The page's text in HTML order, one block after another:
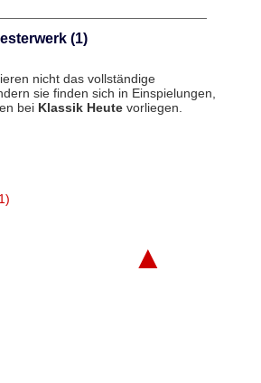
(1)
nicht das vollständige
sie finden sich in Einspielungen,
bei Klassik Heutevorliegen.
▲